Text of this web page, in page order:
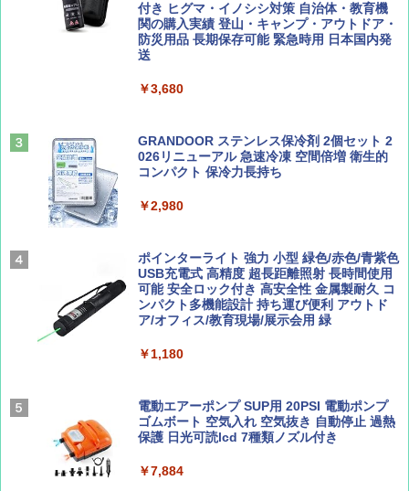
山と溪谷 2026年8月号「南アルプス大全」
Coyote No.89 特集 星野道夫 夢見る旅
AIRLINE（エアライン）2026年9月号【特
集】ボーイング110周年を祝して！
￥1,760
A09 地球の歩き方 イタリア 2026～2027 地
球の歩き方A ヨーロッパ
￥2,479
A26 地球の歩き方 チェコ ポーランド スロヴ
ァキア 2026～2027 地球の歩き方A ヨーロッ
新しい日本地理 地図・統計・移動から読み
解く (講談社現代新書)
￥1,540
ーチ ピクニック ポップアップテント 携帯 簡
易 トイレテント (ブラック)
￥4,980
500002(89232)
￥5,999
ーティング フルクローズ メッシュ 3-4人用
簡単設置 ポップアップテント エクルベージ
ュ(BC仕様) PATC-150B(EB)
￥9,990
イド ブラックコーティング フルクローズ メ
ッシュ 4人用 簡単設置 ポップアップテント P
ATCW-150B エクルベージュ
￥-
付き ヒグマ・イノシシ対策 自治体・教育機
関の購入実績 登山・キャンプ・アウトドア・
防災用品 長期保存可能 緊急時用 日本国内発
送
￥3,680
GRANDOOR ステンレス保冷剤 2個セット 2
026リニューアル 急速冷凍 空間倍増 衛生的
コンパクト 保冷力長持ち
￥2,980
ポインターライト 強力 小型 緑色/赤色/青紫色
USB充電式 高精度 超長距離照射 長時間使用
可能 安全ロック付き 高安全性 金属製耐久 コ
ンパクト多機能設計 持ち運び便利 アウトド
ア/オフィス/教育現場/展示会用 緑
￥1,180
電動エアーポンプ SUP用 20PSI 電動ポンプ
ゴムボート 空気入れ 空気抜き 自動停止 過熱
保護 日光可読lcd 7種類ノズル付き
￥7,884